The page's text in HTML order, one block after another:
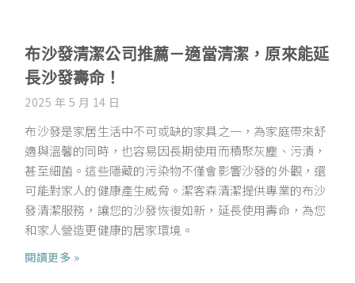
布沙發清潔公司推薦－適當清潔，原來能延
長沙發壽命！
2025 年 5 月 14 日
布沙發是家居生活中不可或缺的家具之一，為家庭帶來舒
適與溫馨的同時，也容易因長期使用而積聚灰塵、污漬，
甚至細菌。這些隱藏的污染物不僅會影響沙發的外觀，還
可能對家人的健康產生威脅。潔客森清潔提供專業的布沙
發清潔服務，讓您的沙發恢復如新，延長使用壽命，為您
和家人營造更健康的居家環境。
閱讀更多 »